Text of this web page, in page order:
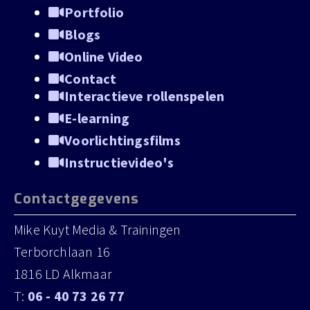
Mike
Mike
Mike
Portfolio
Blogs
Online Video
Contact
Interactieve rollenspelen
E-learning
Voorlichtingsfilms
Instructievideo's
Contactgegevens
Mike Kuyt Media & Trainingen
Terborchlaan 16
1816 LD Alkmaar
T: 06 - 40 73 26 77